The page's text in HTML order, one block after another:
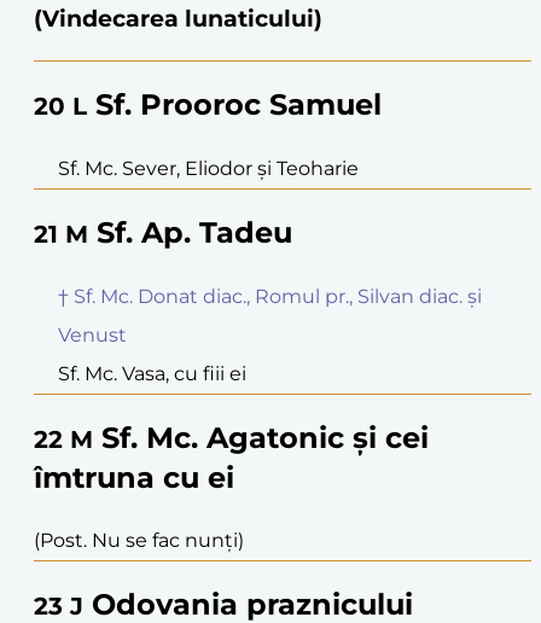
(Vindecarea lunaticului)
20 L Sf. Prooroc Samuel
Sf. Mc. Sever, Eliodor și Teoharie
21 M Sf. Ap. Tadeu
† Sf. Mc. Donat diac., Romul pr., Silvan diac. și
Venust
Sf. Mc. Vasa, cu fiii ei
22 M Sf. Mc. Agatonic și cei
îmtruna cu ei
(Post. Nu se fac nunți)
23 J Odovania praznicului